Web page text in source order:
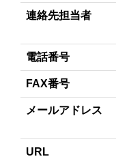
連絡先担当者
電話番号
FAX番号
メールアドレス
URL